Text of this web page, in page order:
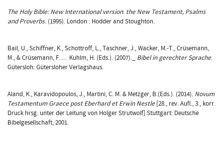
The Holy Bible: New International version: the New Testament, Psalms
and Proverbs. (1995). London : Hodder and Stoughton.
Bail, U., Schiffner, K., Schottroff, L., Taschner, J., Wacker, M.-T., Crüsemann,
M., & Crüsemann, F. ... Kuhlm, H. (Eds.). (2007)._ Bibel in gerechter Sprache.
Gütersloh: Gütersloher Verlagshaus.
Aland, K., Karavidopoulos, J., Martini, C. M. & Metzger, B.(Eds.). (2014). Novum
Testamentum Graece post Eberhard et Erwin Nestle [28., rev. Aufl., 3., korr.
Druck hrsg. unter der Leitung von Holger Strutwolf].Stuttgart: Deutsche
Bibelgesellschaft, 2001.